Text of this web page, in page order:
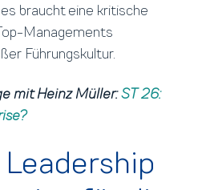
braucht eine kritische
Managements
Führungskultur.
mit Heinz Müller:ST 26: